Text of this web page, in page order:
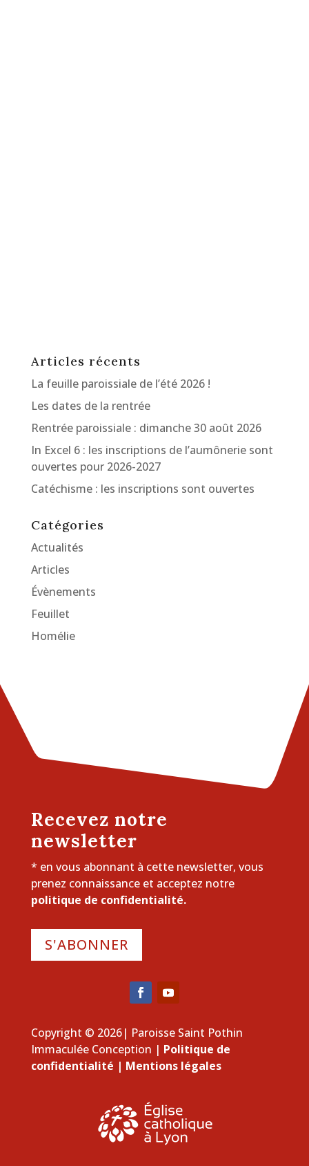
Articles récents
La feuille paroissiale de l’été 2026 !
Les dates de la rentrée
Rentrée paroissiale : dimanche 30 août 2026
In Excel 6 : les inscriptions de l’aumônerie sont
ouvertes pour 2026-2027
Catéchisme : les inscriptions sont ouvertes
Catégories
Actualités
Articles
Évènements
Feuillet
Homélie
Recevez notre
newsletter
* en vous abonnant à cette newsletter, vous
prenez connaissance et acceptez notre
politique de confidentialité.
S'ABONNER
Copyright © 2026| Paroisse Saint Pothin
Immaculée Conception | Politique de
confidentialité | Mentions légales